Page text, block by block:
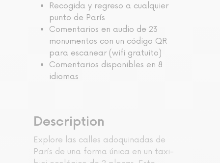
Recogida y regreso a cualquier
punto de París
Comentarios en audio de 23
monumentos con un código QR
para escanear (wifi gratuito)
Comentarios disponibles en 8
idiomas
Description
Explore las calles adoquinadas de
París de una forma única en un taxi-